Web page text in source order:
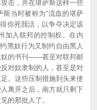
击，并在堪萨斯这样一些
斯当时被称为"流血的堪萨
你死我活，以争夺决定该
加入联邦的控制权。在内
黑奴行为又制约自由黑人
奴的书刊——甚至对联邦邮
对奴隶制的人，甚至是对
。这些压制措施到头来使
离开之后，南方就只剩下
的那批人了。